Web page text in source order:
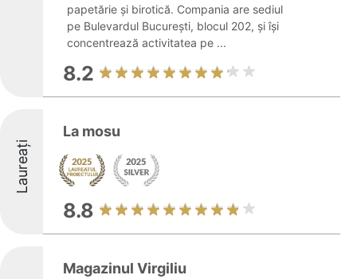
papetărie și birotică. Compania are sediul
pe Bulevardul București, blocul 202, și își
concentrează activitatea pe ...
8.2
Laureați
La mosu
8.8
Magazinul Virgiliu